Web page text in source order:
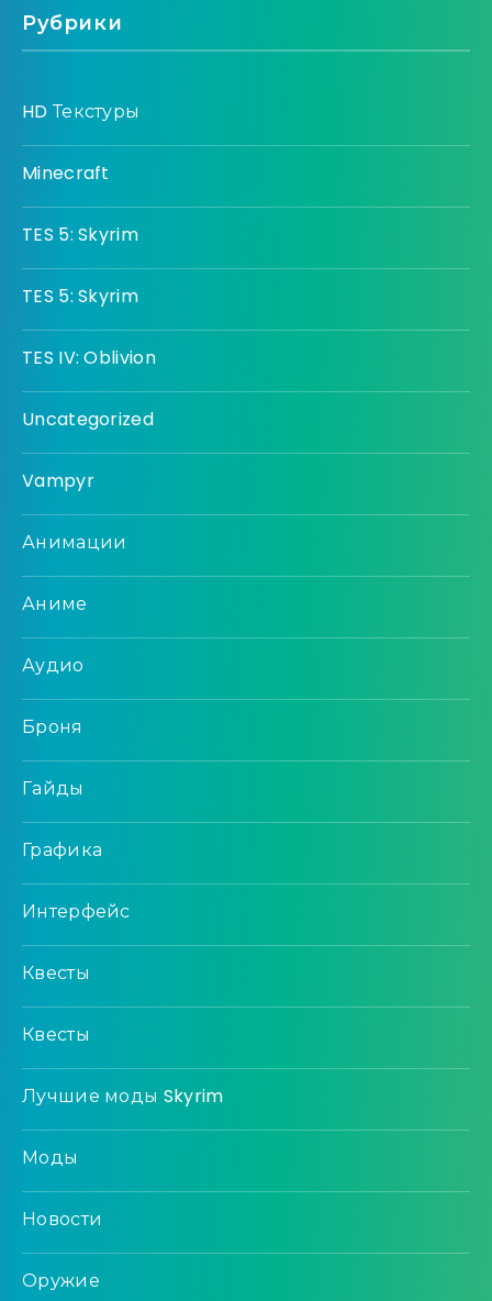
Рубрики
HD Текстуры
Minecraft
TES 5: Skyrim
TES 5: Skyrim
TES IV: Oblivion
Uncategorized
Vampyr
Анимации
Аниме
Аудио
Броня
Гайды
Графика
Интерфейс
Квесты
Квесты
Лучшие моды Skyrim
Моды
Новости
Оружие